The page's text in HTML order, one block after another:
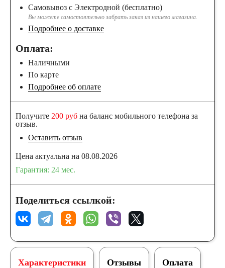
Самовывоз с Электродной (бесплатно)
Вы можете самостоятельно забрать заказ из нашего магазина.
Подробнее о доставке
Оплата:
Наличными
По карте
Подробнее об оплате
Получите 200 руб на баланс мобильного телефона за
отзыв.
Оставить отзыв
Цена актуальна на 08.08.2026
Гарантия: 24 меc.
Поделиться ссылкой:
Характеристики Отзывы Оплата